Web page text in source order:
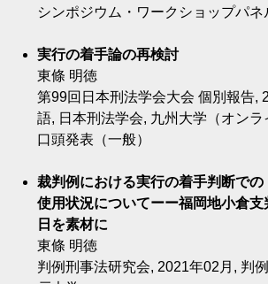
シンポジウム・ワークショップパネ
実行の着手論の再検討
東條 明徳
第99回日本刑法学会大会 個別報告,
語, 日本刑法学会, 九州大学（オンラ
口頭発表（一般）
裁判例における実行の着手判断で
使用状況についてーー福岡地小倉
日を素材に
東條 明徳
判例刑事法研究会, 2021年02月, 判